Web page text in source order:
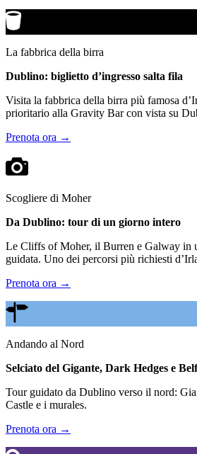
La fabbrica della birra
Dublino: biglietto d’ingresso salta fila
Visita la fabbrica della birra più famosa
prioritario alla Gravity Bar con vista su
Prenota ora →
Scogliere di Moher
Da Dublino: tour di un giorno intero
Le Cliffs of Moher, il Burren e Galway in
guidata. Uno dei percorsi più richiesti
Prenota ora →
Andando al Nord
Selciato del Gigante, Dark Hedges e
Tour guidato da Dublino verso il nord:
Castle e i murales.
Prenota ora →